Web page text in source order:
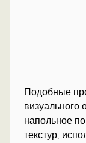
Подобные
визуального
напольное
текстур,